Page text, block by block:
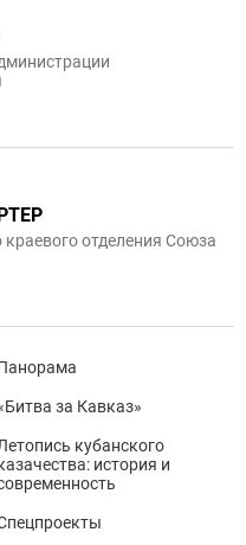
отделения Союза
за Кавказ»
кубанского
история и